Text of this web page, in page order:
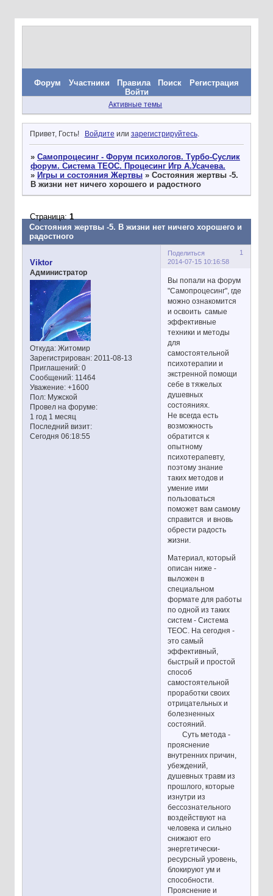
Форум Участники Правила Поиск
Регистрация
Войти
Активные темы
Привет, Гость! Войдите или зарегистрируйтесь.
» Самопроцесинг - Форум психологов. Турбо-Суслик
форум. Система ТЕОС. Процесинг Игр А.Усачева.
» Игры и состояния Жертвы » Состояния жертвы -5.
В жизни нет ничего хорошего и радостного
Состояния жертвы -5. В жизни нет ничего хорошего и
радостного
Страница:1
Поделиться
1
2014-07-15 10:16:58
Viktor
Администратор
Откуда:Житомир
Зарегистрирован: 2011-08-13
Приглашений:0
Сообщений:11464
Уважение: +1600
Пол:Мужской
Провел на форуме:
1 год 1 месяц
Последний визит:
Сегодня 06:18:55
Вы попали на форум
"Самопроцесинг", где
можно ознакомится
и освоить самые
эффективные
техники и методы
для
самостоятельной
психотерапии и
экстренной помощи
себе в тяжелых
душевных
состояниях.
Не всегда есть
возможность
обратится к
опытному
психотерапевту,
поэтому знание
таких методов и
умение ими
пользоваться
поможет вам самому
справится и вновь
обрести радость
жизни.
Материал, который
описан ниже -
выложен в
специальном
формате для работы
по одной из таких
систем - Система
ТЕОС. На сегодня -
это самый
эффективный,
быстрый и простой
способ
самостоятельной
проработки своих
отрицательных и
болезненных
состояний.
Суть метода -
прояснение
внутренних причин,
убеждений,
душевных травм из
прошлого, которые
изнутри из
бессознательного
воздействуют на
человека и сильно
снижают его
энергетически-
ресурсный уровень,
блокируют ум и
способности.
Прояснение и